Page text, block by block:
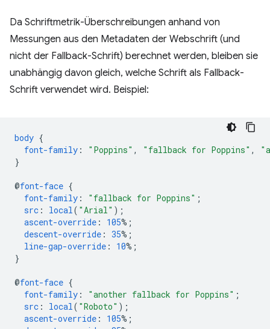
Da Schriftmetrik-Überschreibungen anhand von
Messungen aus den Metadaten der Webschrift (und
nicht der Fallback-Schrift) berechnet werden, bleiben sie
unabhängig davon gleich, welche Schrift als Fallback-
Schrift verwendet wird. Beispiel:
body {
font-family : "Poppins" , "fallback for Poppins" ,
}
@font-face {
font-family : "fallback for Poppins" ;
src : local( "Arial" );
ascent-override : 105%;
descent-override : 35%;
line-gap-override : 10%;
}
@font-face {
font-family : "another fallback for Poppins" ;
src : local( "Roboto" );
ascent-override : 105%;